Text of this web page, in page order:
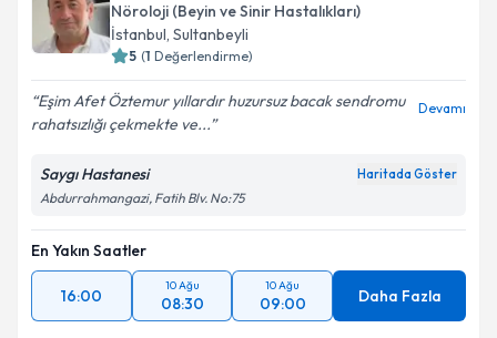
Nöroloji (Beyin ve Sinir Hastalıkları)
İstanbul, Sultanbeyli
5 (1 Değerlendirme)
Eşim Afet Öztemur yıllardır huzursuz bacak sendromu
rahatsızlığı çekmekte ve...
Devamı
Saygı Hastanesi Haritada Göster
Abdurrahmangazi, Fatih Blv. No:75
En Yakın Saatler
16:00
10 Ağu
08:30
10 Ağu
09:00 Daha Fazla